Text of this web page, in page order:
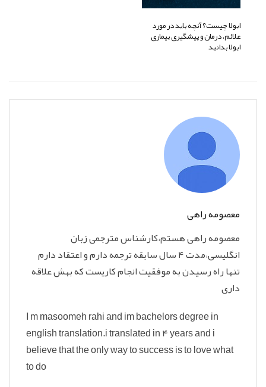
ابولا چیست؟ آنچه باید در مورد
علائم، درمان و پیشگیری بیماری
ابولا بدانید
معصومه راهی
معصومه راهی هستم،کارشناس مترجمی زبان
انگلیسی،مدت ۴ سال سابقه ترجمه دارم و اعتقاد دارم
تنها راه رسیدن به موفقیت انجام کاریست که بهش علاقه
داری
I m masoomeh rahi and im bachelors degree in
english translation.i translated in 4 years and i
believe that the only way to success is to love what
to do